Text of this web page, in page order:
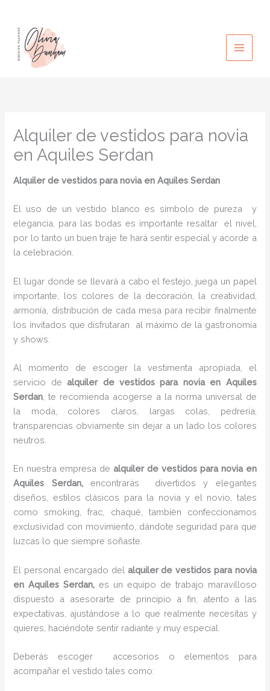
contenido
Alquiler de vestidos para novia
en Aquiles Serdan
Alquiler de vestidos para novia en Aquiles Serdan
El uso de un vestido blanco es símbolo de pureza y
elegancia, para las bodas es importante resaltar el nivel,
por lo tanto un buen traje te hará sentir especial y acorde a
la celebración.
El lugar donde se llevará a cabo el festejo, juega un papel
importante, los colores de la decoración, la creatividad,
armonía, distribución de cada mesa para recibir finalmente
los invitados que disfrutaran al máximo de la gastronomía
y shows.
Al momento de escoger la vestimenta apropiada, el
servicio dealquiler de vestidos para novia en Aquiles
Serdan , te recomienda acogerse a la norma universal de
la moda, colores claros, largas colas, pedrería,
transparencias obviamente sin dejar a un lado los colores
neutros.
En nuestra empresa dealquiler de vestidos para novia en
Aquiles Serdan,encontrarás
divertidos y elegantes
diseños, estilos clásicos para la novia y el novio, tales
como smoking, frac, chaqué, también confeccionamos
exclusividad con movimiento, dándote seguridad para que
luzcas lo que siempre soñaste.
El personal encargado del alquiler de vestidos para novia
en Aquiles Serdan, es un equipo de trabajo maravilloso
dispuesto a asesorarte de principio a fin, atento a las
expectativas, ajustándose a lo que realmente necesitas y
quieres, haciéndote sentir radiante y muy especial.
Deberás escoger accesorios o elementos para
acompañar el vestido tales como: